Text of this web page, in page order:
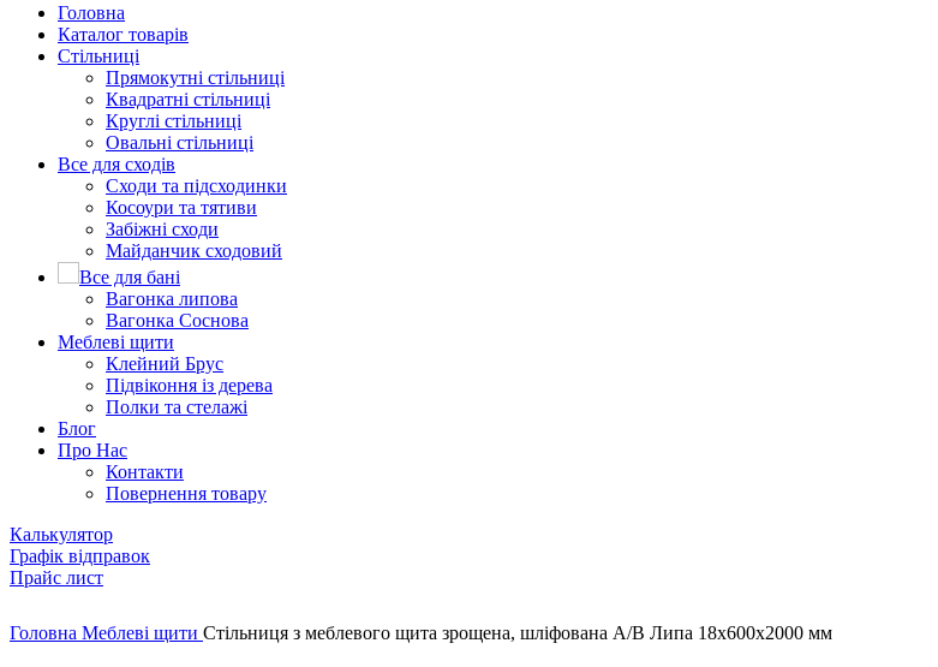
Головна
Каталог товарів
Стільниці
Прямокутні стільниці
Квадратні стільниці
Круглі стільниці
Овальні стільниці
Все для сходів
Сходи та підсходинки
Косоури та тятиви
Забіжні сходи
Майданчик сходовий
Все для бані
Вагонка липова
Вагонка Соснова
Меблеві щити
Клейний Брус
Підвіконня із дерева
Полки та стелажі
Блог
Про Нас
Контакти
Повернення товару
Калькулятор
Графік відправок
Прайс лист
Головна Меблеві щити Стільниця з меблевого щита зрощена, шліфована А/В Липа 18х600х2000 мм